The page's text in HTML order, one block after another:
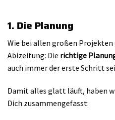
1. Die Planung
Wie bei allen großen
Abizeitung: Die richtige
auch immer der erste Schritt
Damit alles glatt läuft, haben
Dich zusammengefasst: